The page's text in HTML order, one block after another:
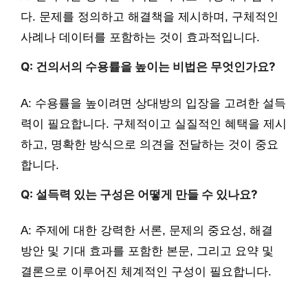
다. 문제를 정의하고 해결책을 제시하며, 구체적인
사례나 데이터를 포함하는 것이 효과적입니다.
Q: 건의서의 수용률을 높이는 비법은 무엇인가요?
A: 수용률을 높이려면 상대방의 입장을 고려한 설득
력이 필요합니다. 구체적이고 실질적인 혜택을 제시
하고, 명확한 방식으로 의견을 전달하는 것이 중요
합니다.
Q: 설득력 있는 구성은 어떻게 만들 수 있나요?
A: 주제에 대한 강력한 서론, 문제의 중요성, 해결
방안 및 기대 효과를 포함한 본문, 그리고 요약 및
결론으로 이루어진 체계적인 구성이 필요합니다.